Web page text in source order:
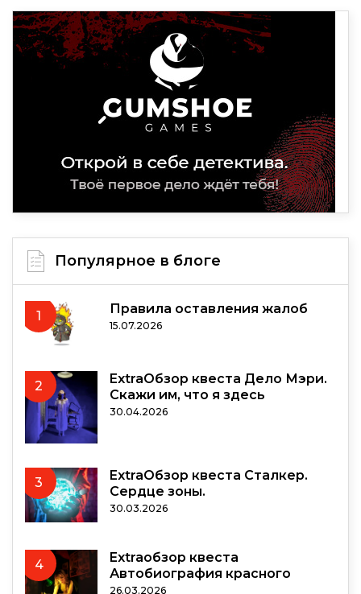
Популярное в блоге
1 Правила оставления жалоб
15.07.2026
2
ExtraОбзор квеста Дело Мэри.
Скажи им, что я здесь
30.04.2026
3
ExtraОбзор квеста Сталкер.
Сердце зоны.
30.03.2026
4
Extraобзор квеста
Автобиография красного
26.03.2026